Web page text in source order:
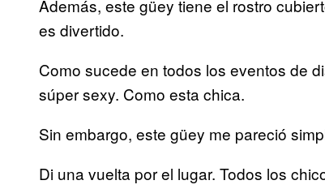
Además, este güey tiene el rostro
es divertido.
Como sucede en todos los eventos de
súper sexy. Como esta chica.
Sin embargo, este güey me pareció
Di una vuelta por el lugar. Todos los